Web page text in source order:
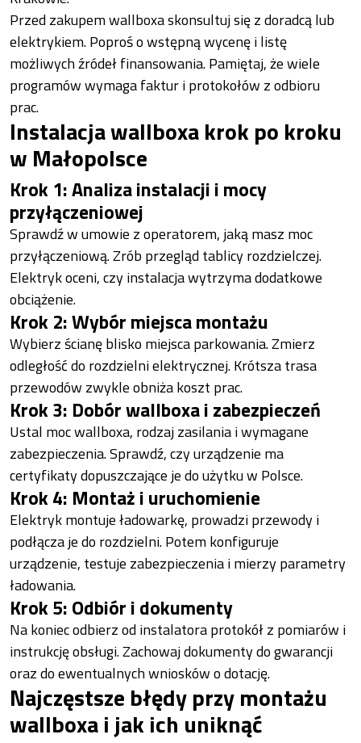
Przed zakupem wallboxa skonsultuj się z doradcą lub
elektrykiem. Poproś o wstępną wycenę i listę
możliwych źródeł finansowania. Pamiętaj, że wiele
programów wymaga faktur i protokołów z odbioru
prac.
Instalacja wallboxa krok po kroku
w Małopolsce
Krok 1: Analiza instalacji i mocy
przyłączeniowej
Sprawdź w umowie z operatorem, jaką masz moc
przyłączeniową. Zrób przegląd tablicy rozdzielczej.
Elektryk oceni, czy instalacja wytrzyma dodatkowe
obciążenie.
Krok 2: Wybór miejsca montażu
Wybierz ścianę blisko miejsca parkowania. Zmierz
odległość do rozdzielni elektrycznej. Krótsza trasa
przewodów zwykle obniża koszt prac.
Krok 3: Dobór wallboxa i zabezpieczeń
Ustal moc wallboxa, rodzaj zasilania i wymagane
zabezpieczenia. Sprawdź, czy urządzenie ma
certyfikaty dopuszczające je do użytku w Polsce.
Krok 4: Montaż i uruchomienie
Elektryk montuje ładowarkę, prowadzi przewody i
podłącza je do rozdzielni. Potem konfiguruje
urządzenie, testuje zabezpieczenia i mierzy parametry
ładowania.
Krok 5: Odbiór i dokumenty
Na koniec odbierz od instalatora protokół z pomiarów i
instrukcję obsługi. Zachowaj dokumenty do gwarancji
oraz do ewentualnych wniosków o dotację.
Najczęstsze błędy przy montażu
wallboxa i jak ich uniknąć